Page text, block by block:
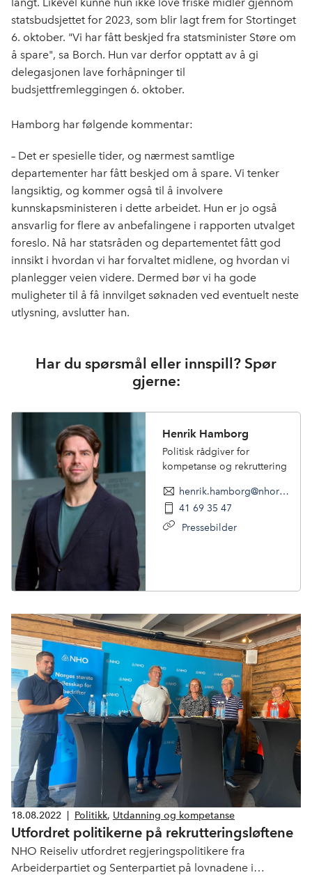
langt. Likevel kunne hun ikke love friske midler gjennom
statsbudsjettet for 2023, som blir lagt frem for Stortinget
6. oktober. "Vi har fått beskjed fra statsminister Støre om
å spare", sa Borch. Hun var derfor opptatt av å gi
delegasjonen lave forhåpninger til
budsjettfremleggingen 6. oktober.
Hamborg har følgende kommentar:
– Det er spesielle tider, og nærmest samtlige
departementer har fått beskjed om å spare. Vi tenker
langsiktig, og kommer også til å involvere
kunnskapsministeren i dette arbeidet. Hun er jo også
ansvarlig for flere av anbefalingene i rapporten utvalget
foreslo. Nå har statsråden og departementet fått god
innsikt i hvordan vi har forvaltet midlene, og hvordan vi
planlegger veien videre. Dermed bør vi ha gode
muligheter til å få innvilget søknaden ved eventuelt neste
utlysning, avslutter han.
Har du spørsmål eller innspill? Spør
gjerne:
Henrik Hamborg
Politisk rådgiver for
kompetanse og rekruttering
henrik.hamborg@nhoreiseliv.no
41 69 35 47
Pressebilder
18.08.2022 Politikk, Utdanning og kompetanse
Utfordret politikerne på rekrutteringsløftene
NHO Reiseliv utfordret regjeringspolitikere fra
Arbeiderpartiet og Senterpartiet på lovnadene i